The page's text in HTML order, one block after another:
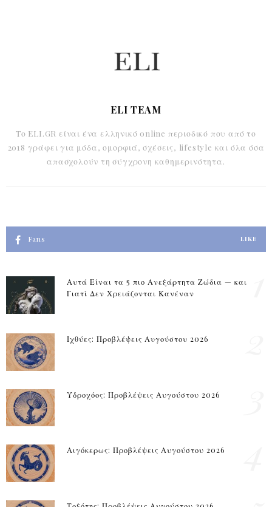
ELI TEAM
Το ELI.GR είναι ένα ελληνικό online περιοδικό που από το
2018 γράφει για μόδα, ομορφιά, σχέσεις, lifestyle και όλα όσα
απασχολούν τη σύγχρονη καθημερινότητα.
Fans LIKE
Αυτά Είναι τα 5 πιο Ανεξάρτητα Ζώδια — και
Γιατί Δεν Χρειάζονται Κανέναν
Ιχθύες: Προβλέψεις Αυγούστου 2026
Υδροχόος: Προβλέψεις Αυγούστου 2026
Αιγόκερως: Προβλέψεις Αυγούστου 2026